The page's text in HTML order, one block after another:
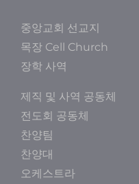
중앙교회 선교지
목장 Cell Church
장학 사역
제직 및 사역 공동체
전도회 공동체
찬양팀
찬양대
오케스트라